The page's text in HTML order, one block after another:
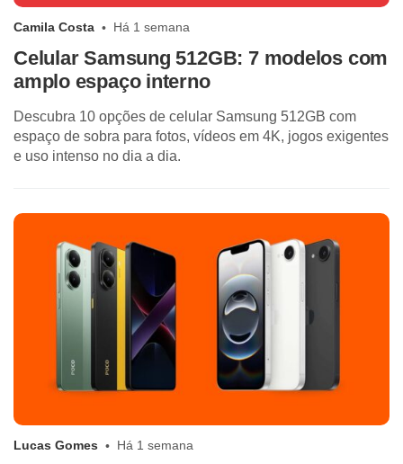
Camila Costa Há 1 semana
Celular Samsung 512GB: 7 modelos com
amplo espaço interno
Descubra 10 opções de celular Samsung 512GB com
espaço de sobra para fotos, vídeos em 4K, jogos exigentes
e uso intenso no dia a dia.
Lucas Gomes Há 1 semana